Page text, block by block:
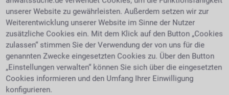
Schaden durch sein Verhalten selbst verursacht, so
kann er dafür auch keineMietminderungin Anspruch
nehmen. Um wie viel Prozent eine Miete gemindert
werden darf, muss individuell geklärt werden. Die
Gerichte haben sich mit einer Vielzahl von
Mietminderungsgründen auseinandergesetzt und
zum Beispiel eine 10%-ige Kürzung der Miete
zugesprochen, wenn die Heizung kontinuierlich
unserer Website zu gewährleisten. Außerdem setzen wir zur
Weiterentwicklung unserer Website im Sinne der Nutzer
zusätzliche Cookies ein. Mit dem Klick auf den Button „Cookies
zulassen“ stimmen Sie der Verwendung der von uns für die
genannten Zwecke eingesetzten Cookies zu. Über den Button
„Einstellungen verwalten“ können Sie sich über die eingesetzten
Cookies informieren und den Umfang Ihrer Einwilligung
konfigurieren.